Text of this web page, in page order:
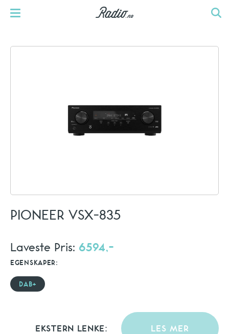
PIONEER VSX-835
Laveste Pris: 6594,-
EGENSKAPER:
DAB+
EKSTERN LENKE: LES MER